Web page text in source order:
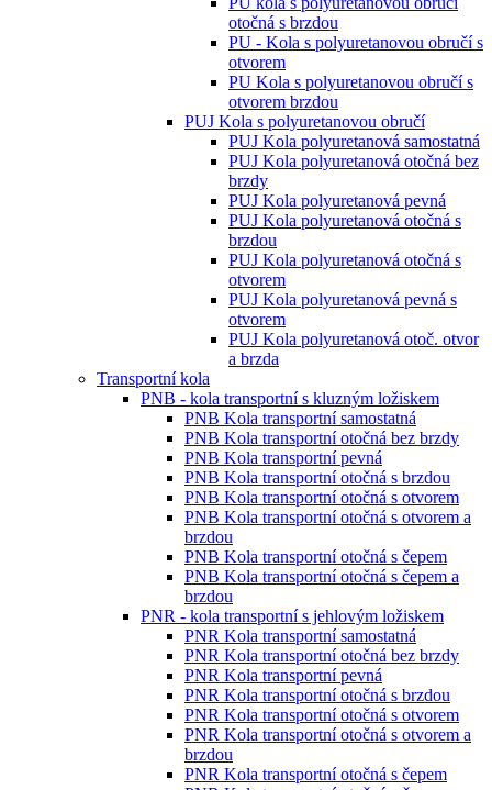
otočná s brzdou
PU - Kola s polyuretanovou obručí s
otvorem
PU Kola s polyuretanovou obručí s
otvorem brzdou
PUJ Kola s polyuretanovou obručí
PUJ Kola polyuretanová samostatná
PUJ Kola polyuretanová otočná bez
brzdy
PUJ Kola polyuretanová pevná
PUJ Kola polyuretanová otočná s
brzdou
PUJ Kola polyuretanová otočná s
otvorem
PUJ Kola polyuretanová pevná s
otvorem
PUJ Kola polyuretanová otoč. otvor
a brzda
Transportní kola
PNB - kola transportní s kluzným ložiskem
PNB Kola transportní samostatná
PNB Kola transportní otočná bez brzdy
PNB Kola transportní pevná
PNB Kola transportní otočná s brzdou
PNB Kola transportní otočná s otvorem
PNB Kola transportní otočná s otvorem a
brzdou
PNB Kola transportní otočná s čepem
PNB Kola transportní otočná s čepem a
brzdou
PNR - kola transportní s jehlovým ložiskem
PNR Kola transportní samostatná
PNR Kola transportní otočná bez brzdy
PNR Kola transportní pevná
PNR Kola transportní otočná s brzdou
PNR Kola transportní otočná s otvorem
PNR Kola transportní otočná s otvorem a
brzdou
PNR Kola transportní otočná s čepem